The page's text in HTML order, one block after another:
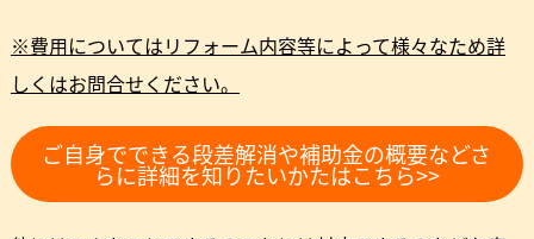
※費用についてはリフォーム内容等によって様々なため詳
しくはお問合せください。
ご自身でできる段差解消や補助金の概要などさ
らに詳細を知りたいかたはこちら>>